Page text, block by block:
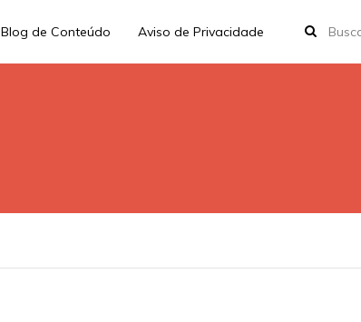
Blog de Conteúdo Aviso de Privacidade